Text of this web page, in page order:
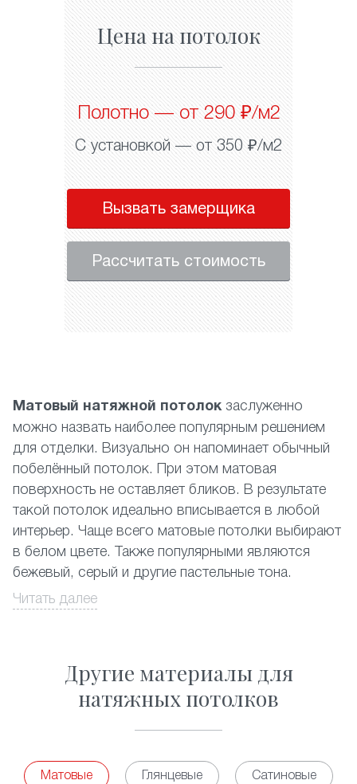
Цена на потолок
Полотно — от 290 ₽/м2
С установкой — от 350 ₽/м2
Вызвать замерщика
Рассчитать стоимость
Матовый натяжной потолок заслуженно
можно назвать наиболее популярным решением
для отделки. Визуально он напоминает обычный
побелённый потолок. При этом матовая
поверхность не оставляет бликов. В результате
такой потолок идеально вписывается в любой
интерьер. Чаще всего матовые потолки выбирают
в белом цвете. Также популярными являются
бежевый, серый и другие пастельные тона.
Их устанавливают
часто его используют в нежилых помещениях.
Традиционный натяжной потолок отлично
подходит для монтажа в комнатах с повышенной
влажностью. Вы можете смело устанавливать его
смогут стать украшениемдвухуровневой
Читать далее
Другие материалы для
натяжных потолков
Матовые Глянцевые Сатиновые